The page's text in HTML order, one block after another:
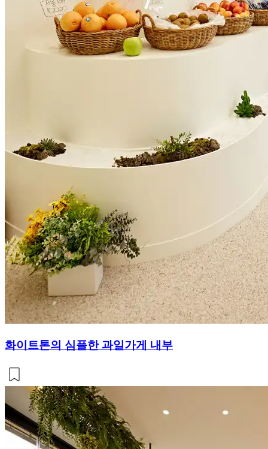
화이트톤의 심플한 과일가게 내부